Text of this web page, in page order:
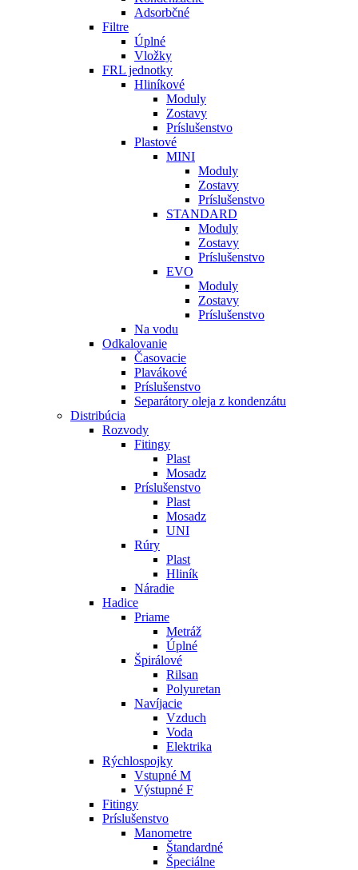
Adsorbčné
Filtre
Úplné
Vložky
FRL jednotky
Hliníkové
Moduly
Zostavy
Príslušenstvo
Plastové
MINI
Moduly
Zostavy
Príslušenstvo
STANDARD
Moduly
Zostavy
Príslušenstvo
EVO
Moduly
Zostavy
Príslušenstvo
Na vodu
Odkalovanie
Časovacie
Plavákové
Príslušenstvo
Separátory oleja z kondenzátu
Distribúcia
Rozvody
Fitingy
Plast
Mosadz
Príslušenstvo
Plast
Mosadz
UNI
Rúry
Plast
Hliník
Náradie
Hadice
Priame
Metráž
Úplné
Špirálové
Rilsan
Polyuretan
Navíjacie
Vzduch
Voda
Elektrika
Rýchlospojky
Vstupné M
Výstupné F
Fitingy
Príslušenstvo
Manometre
Štandardné
Špeciálne